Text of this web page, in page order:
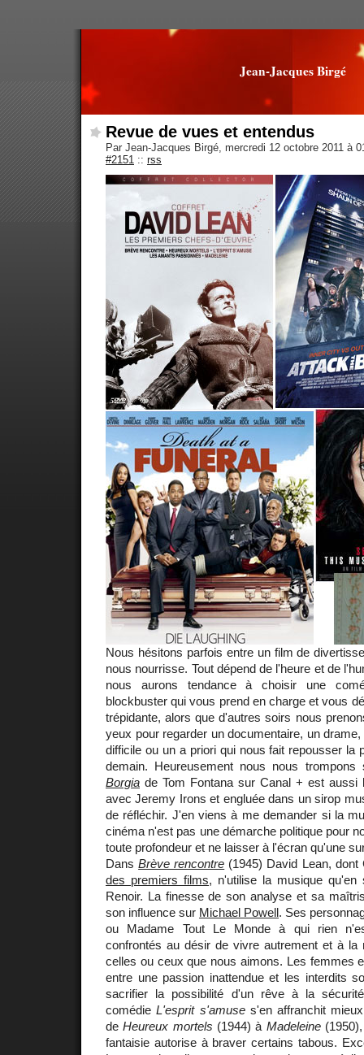
Jean-Jacques Birgé
Revue de vues et entendus
Par Jean-Jacques Birgé, mercredi 12 octobre 2011 à
#2151 :: rss
Nous hésitons parfois entre un film de
nous nourrisse. Tout dépend de l'heure et de
nous aurons tendance à choisir une
blockbuster qui vous prend en charge et vous
trépidante, alors que d'autres soirs nous
yeux pour regarder un documentaire, un
difficile ou un a priori qui nous fait repousser la
demain. Heureusement nous nous
Borgia de Tom Fontana sur Canal + est aussi
avec Jeremy Irons et engluée dans un sirop
de réfléchir. J'en viens à me demander si la
cinéma n'est pas une démarche politique pour
toute profondeur et ne laisser à l'écran qu'une
DansBrève rencontre (1945) David Lean,
des premiers films, n'utilise la musique qu'en
Renoir. La finesse de son analyse et sa
son influence sur Michael Powell. Ses
ou Madame Tout Le Monde à qui rien
confrontés au désir de vivre autrement et à la
celles ou ceux que nous aimons. Les femmes
entre une passion inattendue et les interdits
sacrifier la possibilité d'un rêve à la
comédieL'esprit s'amuses'en affranchit
deHeureux mortels (1944) à Madeleine(1950),
fantaisie autorise à braver certains tabous.